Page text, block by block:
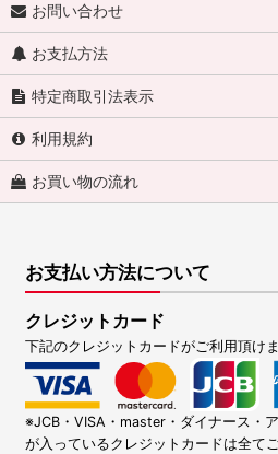
お問い合わせ
お支払方法
特定商取引法表示
利用規約
お買い物の流れ
お支払い方法について
クレジットカード
下記のクレジットカードがご利用頂けま
※JCB・VISA・master・ダイナース・
が入っているクレジットカードは全て